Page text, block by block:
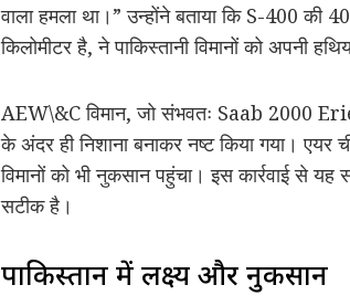
वाला हमला था।” उन्होंने बताया कि S-400 की
किलोमीटर है, ने पाकिस्तानी विमानों को अपनी
AEW\&C विमान, जो संभवतः Saab 2000
के अंदर ही निशाना बनाकर नष्ट किया गया।
विमानों को भी नुकसान पहुंचा। इस कार्रवाई से
सटीक है।
पाकिस्तान में लक्ष्य और नुकसान